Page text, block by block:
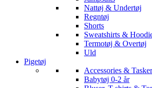
Nattøj & Undertøj
Regntøj
Shorts
Sweatshirts &
Termotøj & Overtøj
Uld
Pigetøj
Accessories & Tasker
Babytøj 0-2 år